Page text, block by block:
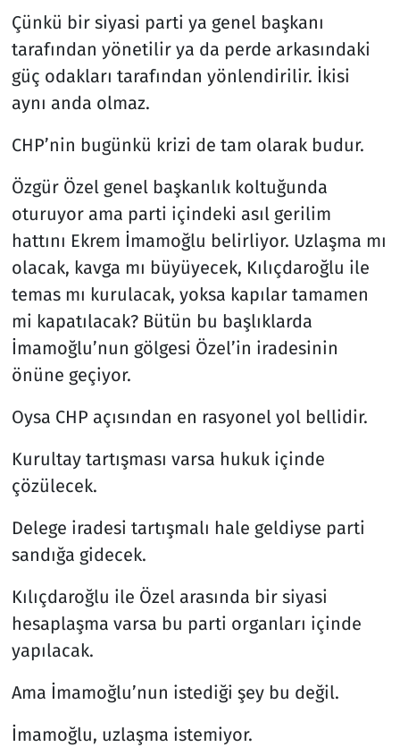
Çünkü bir siyasi parti ya genel başkanı
tarafından yönetilir ya da perde arkasındaki
güç odakları tarafından yönlendirilir. İkisi
aynı anda olmaz.
CHP’nin bugünkü krizi de tam olarak budur.
Özgür Özel genel başkanlık koltuğunda
oturuyor ama parti içindeki asıl gerilim
hattını Ekrem İmamoğlu belirliyor. Uzlaşma mı
olacak, kavga mı büyüyecek, Kılıçdaroğlu ile
temas mı kurulacak, yoksa kapılar tamamen
mi kapatılacak? Bütün bu başlıklarda
İmamoğlu’nun gölgesi Özel’in iradesinin
önüne geçiyor.
Oysa CHP açısından en rasyonel yol bellidir.
Kurultay tartışması varsa hukuk içinde
çözülecek.
Delege iradesi tartışmalı hale geldiyse parti
sandığa gidecek.
Kılıçdaroğlu ile Özel arasında bir siyasi
hesaplaşma varsa bu parti organları içinde
yapılacak.
Ama İmamoğlu’nun istediği şey bu değil.
İmamoğlu, uzlaşma istemiyor.